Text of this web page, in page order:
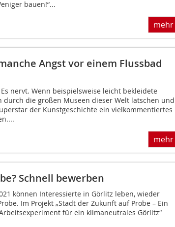
bauen!“...
mehr
Angst vor einem Flussbad
nervt. Wenn beispielsweise leicht bekleidete
durch die großen Museen dieser Welt latschen und
der Kunstgeschichte ein vielkommentiertes
mehr
Schnell bewerben
können Interessierte in Görlitz leben, wieder
Im Projekt „Stadt der Zukunft auf Probe – Ein
für ein klimaneutrales Görlitz“